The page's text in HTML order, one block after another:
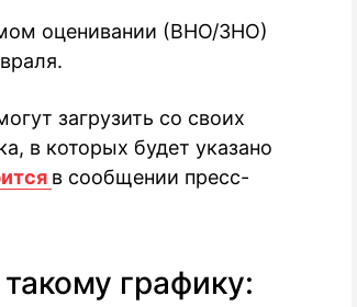
оценивании (ВНО/ЗНО)
загрузить со своих
в которых будет указано
в сообщении пресс-
графику: